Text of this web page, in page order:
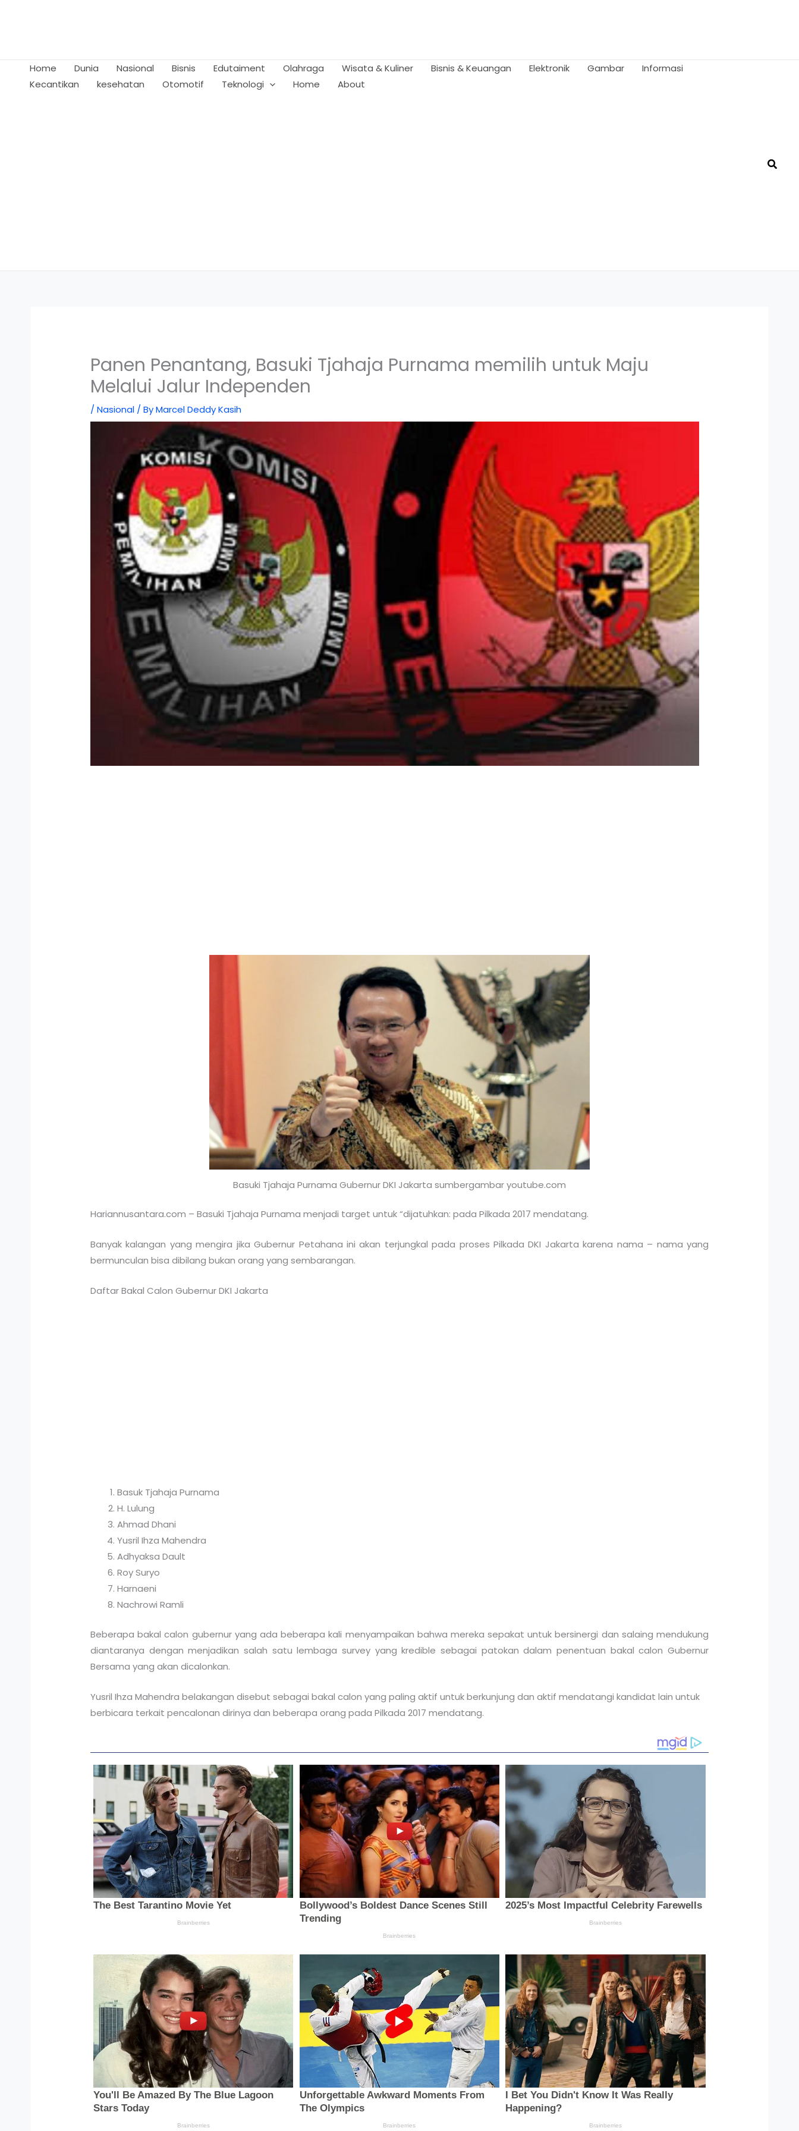
Home Dunia Nasional Bisnis Edutaiment Olahraga Wisata & Kuliner Bisnis & Keuangan Elektronik Gambar
Informasi
Kecantikan
kesehatan Otomotif Teknologi Home About
Panen Penantang, Basuki Tjahaja Purnama memilih untuk Maju
Melalui Jalur Independen
/Nasional / ByMarcel Deddy Kasih
Basuki Tjahaja Purnama Gubernur DKI Jakarta sumbergambar youtube.com
Hariannusantara.com – Basuki Tjahaja Purnama menjadi target untuk “dijatuhkan: pada Pilkada 2017 mendatang.
Banyak kalangan yang mengira jika Gubernur Petahana ini akan terjungkal pada proses Pilkada DKI Jakarta karena nama – nama yang
bermunculan bisa dibilang bukan orang yang sembarangan.
Daftar Bakal Calon Gubernur DKI Jakarta
Basuk Tjahaja Purnama
H. Lulung
Ahmad Dhani
Yusril Ihza Mahendra
Adhyaksa Dault
Roy Suryo
Harnaeni
Nachrowi Ramli
Beberapa bakal calon gubernur yang ada beberapa kali menyampaikan bahwa mereka sepakat untuk bersinergi dan salaing mendukung
diantaranya dengan menjadikan salah satu lembaga survey yang kredible sebagai patokan dalam penentuan bakal calon Gubernur
Bersama yang akan dicalonkan.
Yusril Ihza Mahendra belakangan disebut sebagai bakal calon yang paling aktif untuk berkunjung dan aktif mendatangi kandidat lain untuk
berbicara terkait pencalonan dirinya dan beberapa orang pada Pilkada 2017 mendatang.